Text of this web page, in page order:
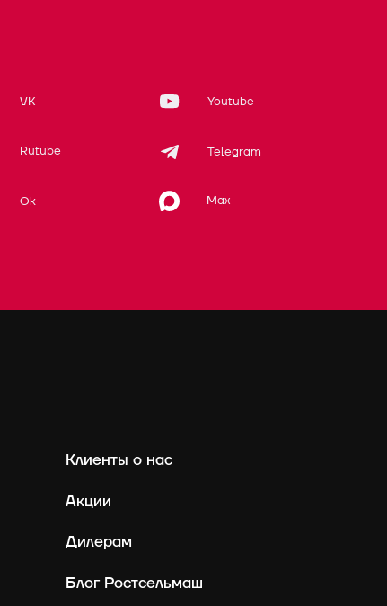
VK Youtube
Rutube Telegram
Ok Max
Клиенты о нас
Акции
Дилерам
Блог Ростсельмаш